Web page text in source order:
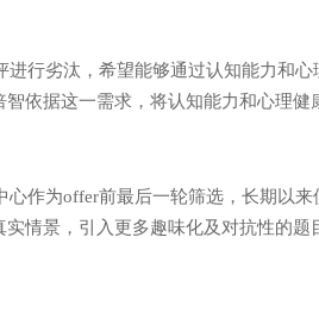
进行劣汰，希望能够通过认知能力和
依据这一需求，将认知能力和心理健
心作为offer前最后一轮筛选，长期以
情景，引入更多趣味化及对抗性的题